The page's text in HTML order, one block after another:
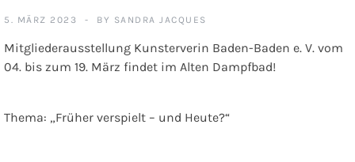
5. MÄRZ 2023 BY SANDRA JACQUES
Mitgliederausstellung Kunsterverin Baden-Baden e. V. vom
04. bis zum 19. März findet im Alten Dampfbad!
Thema: „Früher verspielt – und Heute?“